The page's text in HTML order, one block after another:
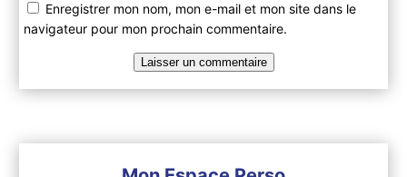
Enregistrer mon nom, mon e-mail et mon site dans le
navigateur pour mon prochain commentaire.